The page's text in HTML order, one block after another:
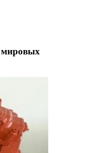
мировых